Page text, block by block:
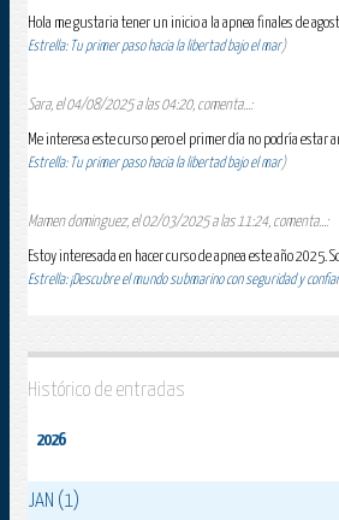
Hola me gustaria tener un inicio a la apnea finales de
Estrella: Tu primer paso hacia la libertad bajo el mar)
Sara, el 04/08/2025 a las 04:20, comenta...:
Me interesa este curso pero el primer día no podría estar
Estrella: Tu primer paso hacia la libertad bajo el mar)
Mamen dominguez, el 02/03/2025 a las 11:24, comenta...:
Estoy interesada en hacer curso de apnea este año 2025.
Estrella: ¡Descubre el mundo submarino con seguridad y
Histórico de entradas
2026
JAN (1)